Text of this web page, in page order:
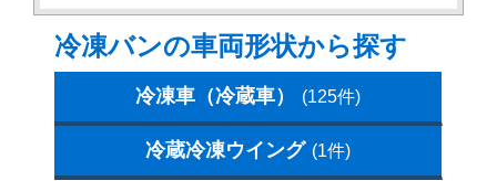
冷凍バンの車両形状から探す
冷凍車（冷蔵車） (125件)
冷蔵冷凍ウイング (1件)